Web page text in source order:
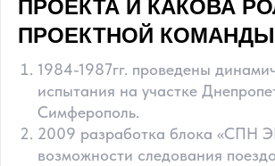
ПРОЕКТА И КАКОВА
ПРОЕКТНОЙ КОМАНДЫ
1984-1987гг. проведены
испытания на участке
Симферополь.
2009 разработка блока «СПН
возможности следования